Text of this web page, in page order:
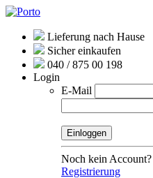
Lieferung nach Hause
Sicher einkaufen
040 / 875 00 198
Login
E-Mail
Noch kein Account?
Registrierung